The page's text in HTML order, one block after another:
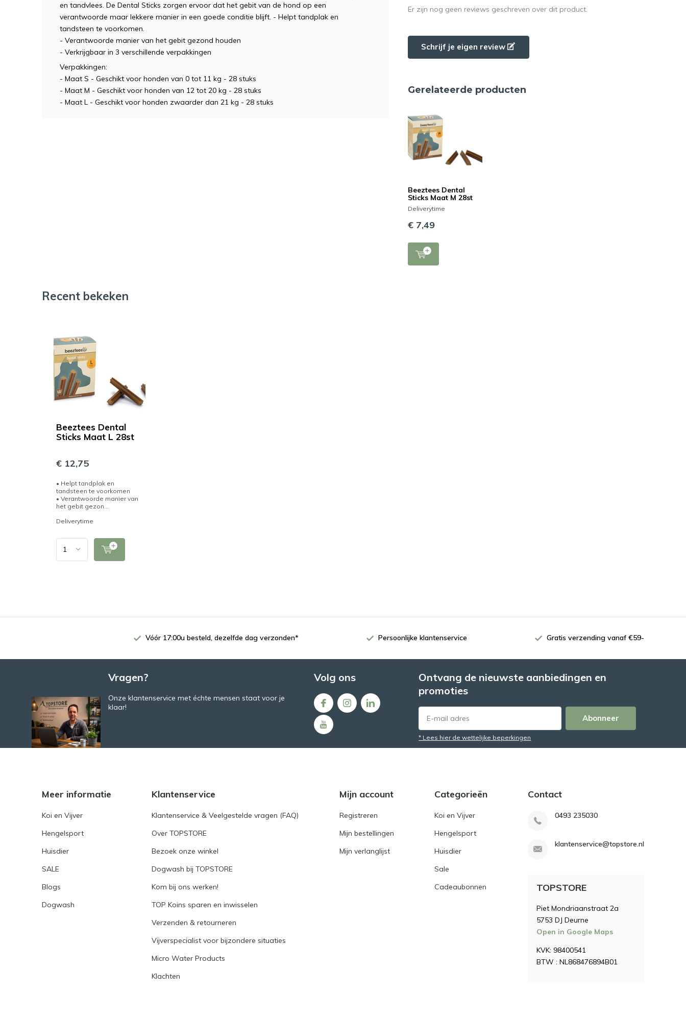
en tandvlees. De Dental Sticks zorgen ervoor dat het gebit van de hond op een
verantwoorde maar lekkere manier in een goede conditie blijft. - Helpt tandplak en
tandsteen te voorkomen.
- Verantwoorde manier van het gebit gezond houden
- Verkrijgbaar in 3 verschillende verpakkingen
Verpakkingen:
- Maat S - Geschikt voor honden van 0 tot 11 kg - 28 stuks
- Maat M - Geschikt voor honden van 12 tot 20 kg - 28 stuks
- Maat L - Geschikt voor honden zwaarder dan 21 kg - 28 stuks
Er zijn nog geen reviews geschreven over dit product.
Schrijf je eigen review
Gerelateerde producten
Beeztees Dental
Sticks Maat M 28st
Deliverytime
€ 7,49
Recent bekeken
Beeztees Dental
Sticks Maat L 28st
€ 12,75
• Helpt tandplak en
tandsteen te voorkomen
• Verantwoorde manier van
het gebit gezon...
Deliverytime
Vóór 17:00u besteld, dezelfde dag verzonden* Persoonlijke klantenservice Gratis verzending vanaf €59-
Vragen?
Onze klantenservice met échte mensen staat voor je
klaar!
Volg ons
Ontvang de nieuwste aanbiedingen en
promoties
Abonneer
* Lees hier de wettelijke beperkingen
Meer informatie
Koi en Vijver
Hengelsport
Huisdier
SALE
Blogs
Dogwash
Klantenservice
Klantenservice & Veelgestelde vragen (FAQ)
Over TOPSTORE
Bezoek onze winkel
Dogwash bij TOPSTORE
Kom bij ons werken!
TOP Koins sparen en inwisselen
Verzenden & retourneren
Vijverspecialist voor bijzondere situaties
Micro Water Products
Klachten
Mijn account
Registreren
Mijn bestellingen
Mijn verlanglijst
Categorieën
Koi en Vijver
Hengelsport
Huisdier
Sale
Cadeaubonnen
Contact
0493 235030
klantenservice@topstore.nl
TOPSTORE
Piet Mondriaanstraat 2a
5753 DJ Deurne
Open in Google Maps
KVK: 98400541
BTW : NL868476894B01